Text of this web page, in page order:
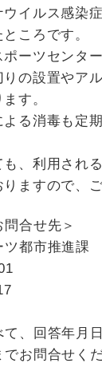
イルス感染
ころです。
ーツセンタ
りの設置やア
す。
る消毒も定
、利用され
ますので、
合せ先＞
都市推進課
、回答年月
お問合せくだ